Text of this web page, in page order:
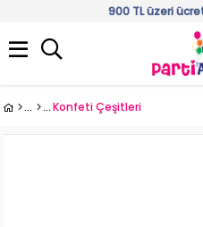
900 TL üzeri
Konfeti Çeşitleri